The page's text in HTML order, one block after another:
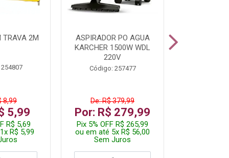
TRAVA 2M
8,99
5,99
R$ 5,69
R$ 5,99
ASPIRADOR PO AGUA
KARCHER 1500W WDL
220V
Código: 257477
De: R$ 379,99
Por: R$ 279,99
Pix 5% OFF R$ 265,99
ou em até 5x R$ 56,00
Sem Juros